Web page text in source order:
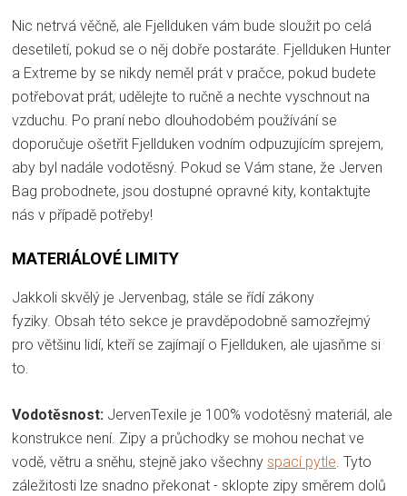
Nic netrvá věčně, ale Fjellduken vám bude sloužit po celá
desetiletí, pokud se o něj dobře postaráte. Fjellduken Hunter
a Extreme by se nikdy neměl prát v pračce, pokud budete
potřebovat prát, udělejte to ručně a nechte vyschnout na
vzduchu. Po praní nebo dlouhodobém používání se
doporučuje ošetřit Fjellduken vodním odpuzujícím sprejem,
aby byl nadále vodotěsný. Pokud se Vám stane, že Jerven
Bag probodnete, jsou dostupné opravné kity, kontaktujte
nás v případě potřeby!
MATERIÁLOVÉ LIMITY
Jakkoli skvělý je Jervenbag, stále se řídí zákony
fyziky. Obsah této sekce je pravděpodobně samozřejmý
pro většinu lidí, kteří se zajímají o Fjellduken, ale ujasňme si
to.
Vodotěsnost: JervenTexile je 100% vodotěsný materiál, ale
konstrukce není. Zipy a průchodky se mohou nechat ve
vodě, větru a sněhu, stejně jako všechny spací pytle. Tyto
záležitosti lze snadno překonat - sklopte zipy směrem dolů